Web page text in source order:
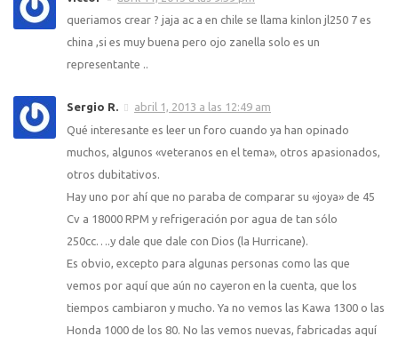
queriamos crear ? jaja ac a en chile se llama kinlon jl250 7 es
china ,si es muy buena pero ojo zanella solo es un
representante ..
Sergio R.
abril 1, 2013 a las 12:49 am
Qué interesante es leer un foro cuando ya han opinado
muchos, algunos «veteranos en el tema», otros apasionados,
otros dubitativos.
Hay uno por ahí que no paraba de comparar su «joya» de 45
Cv a 18000 RPM y refrigeración por agua de tan sólo
250cc….y dale que dale con Dios (la Hurricane).
Es obvio, excepto para algunas personas como las que
vemos por aquí que aún no cayeron en la cuenta, que los
tiempos cambiaron y mucho. Ya no vemos las Kawa 1300 o las
Honda 1000 de los 80. No las vemos nuevas, fabricadas aquí